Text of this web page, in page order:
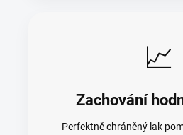
📈
Zachování
Perfektně chráněný lak